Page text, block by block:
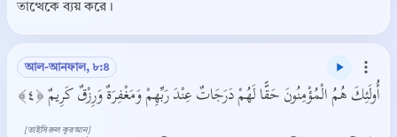
তাত্থেকে ব্যয় করে।
আল-আনফাল, ৮:৪
أُولَئِكَ هُمُ الْمُؤْمِنُونَ حَقًّا لَهُمْ دَرَجَاتٌ عِنْدَ رَبِّهِمْ وَمَغْفِرَةٌ وَرِزْقٌ كَرِيمٌ ﴿٤﴾
[তাইসিরুল কুরআন]